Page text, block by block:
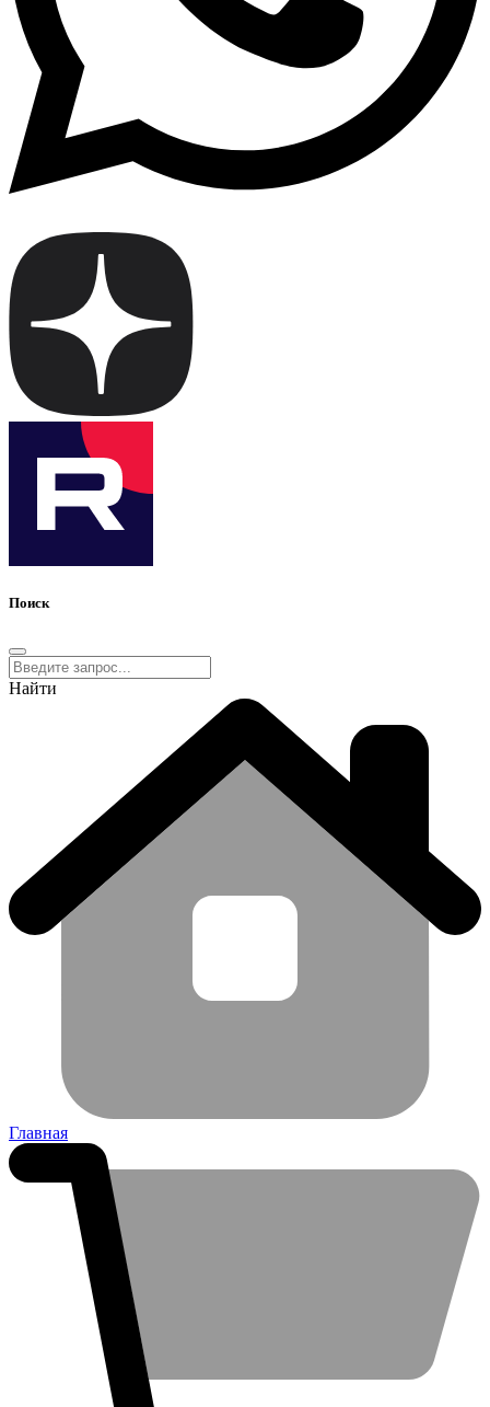
Поиск
Найти
Главная